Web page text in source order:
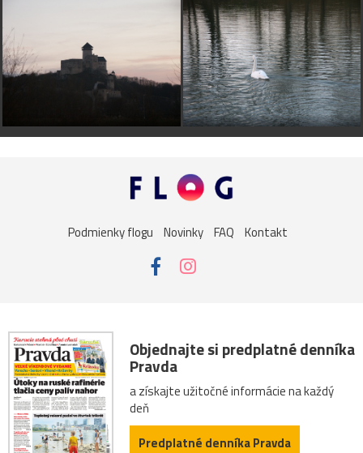
Podmienky flogu Novinky FAQ Kontakt
Objednajte si predplatné denníka
Pravda
a získajte užitočné informácie na každý
deň
Predplatné denníka Pravda